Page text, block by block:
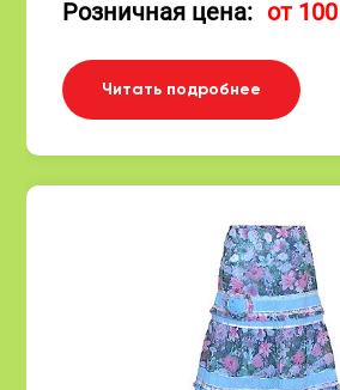
Розничная цена: от
Читать подробнее